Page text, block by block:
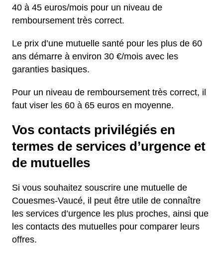
40 à 45 euros/mois pour un niveau de
remboursement très correct.
Le prix d’une mutuelle santé pour les plus de 60
ans démarre à environ 30 €/mois avec les
garanties basiques.
Pour un niveau de remboursement très correct, il
faut viser les 60 à 65 euros en moyenne.
Vos contacts privilégiés en
termes de services d’urgence et
de mutuelles
Si vous souhaitez souscrire une mutuelle de
Couesmes-Vaucé, il peut être utile de connaître
les services d’urgence les plus proches, ainsi que
les contacts des mutuelles pour comparer leurs
offres.